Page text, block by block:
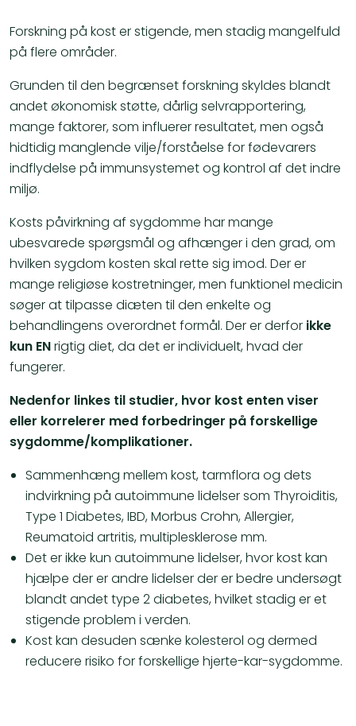
​Forskning på kost er stigende, men stadig mangelfuld
på flere områder.
Grunden til den begrænset forskning skyldes blandt
andet økonomisk støtte, dårlig selvrapportering,
mange faktorer, som influerer resultatet, men også
hidtidig manglende vilje/forståelse for fødevarers
indflydelse på immunsystemet og kontrol af det indre
miljø.
​Kosts påvirkning af sygdomme har mange
ubesvarede spørgsmål og afhænger i den grad, om
hvilken sygdom kosten skal rette sig imod. Der er
mange religiøse kostretninger, men funktionel medicin
søger at tilpasse diæten til den enkelte og
behandlingens overordnet formål. Der er derfor ikke
kun ENrigtig diet, da det er individuelt, hvad der
fungerer.
​Nedenfor linkes til studier, hvor kost enten viser
eller korrelerer med forbedringer på forskellige
sygdomme/komplikationer.
Sammenhæng mellem kost, tarmflora og dets
indvirkning på autoimmune lidelsersom Thyroiditis,
Type 1 Diabetes, IBD, Morbus Crohn, Allergier,
Reumatoid artritis, multiplesklerose mm.
Det er ikke kun autoimmune lidelser, hvor kost kan
hjælpe der er andre lidelser der er bedre undersøgt
blandt andet type 2 diabetes, hvilket stadig er et
stigende problem i verden.
Kost kan desuden sænke kolesterol og dermed
reducere risiko for forskellige hjerte-kar-sygdomme.